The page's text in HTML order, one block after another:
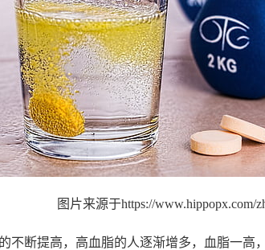
图片来源于https://www.hippopx.com/
不断提高，高血脂的人逐渐增多，血脂一高